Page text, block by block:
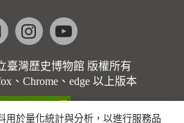
Facebookinstagramyoutube
臺灣歷史博物館 版權所有
、Chrome、edge 以上版本
用於量化統計與分析，以進行服務品